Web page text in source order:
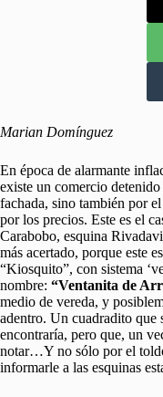
Marian Domínguez
En época de alarmante
existe un comercio
fachada, sino también por
por los precios. Este es el
Carabobo, esquina
más acertado, porque este
“Kiosquito”, con sistema
nombre: “Ventanita de
medio de vereda, y
adentro. Un cuadradito que
encontraría, pero que, un
notar…Y no sólo por el
informarle a las esquinas